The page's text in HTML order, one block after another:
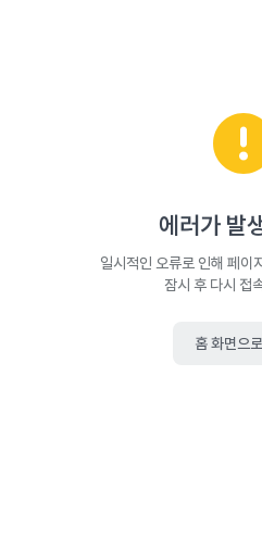
에러가 발
일시적인 오류로 인해 페이
잠시 후 다시 접
홈 화면으